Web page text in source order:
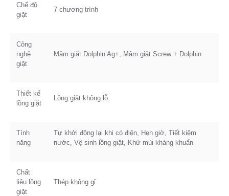
Chế độ
giặt
7 chương trình
Công
nghệ
giặt
Mâm giặt Dolphin Ag+, Mâm giặt Screw + Dolphin
Thiết kế
lồng giặt
Lồng giặt không lỗ
Tính
năng
Tự khởi động lại khi có điện, Hẹn giờ, Tiết kiệm
nước, Vệ sinh lồng giặt, Khử mùi kháng khuẩn
Chất
liệu lồng
giặt
Thép không gỉ